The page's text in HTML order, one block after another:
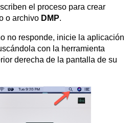
el proceso para crear
o archivo DMP.
no responde, inicie la aplicación
con la herramienta
derecha de la pantalla de su